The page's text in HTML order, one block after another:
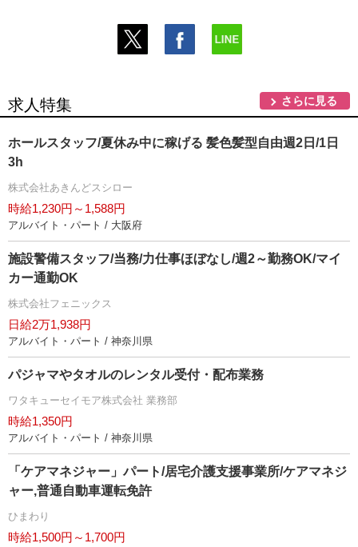
求人特集 さらに見る
ホールスタッフ/夏休み中に稼げる 髪色髪型自由週2日/1日
3h
株式会社あきんどスシロー
時給1,230円～1,588円
アルバイト・パート / 大阪府
施設警備スタッフ/当務/力仕事ほぼなし/週2～勤務OK/マイ
カー通勤OK
株式会社フェニックス
日給2万1,938円
アルバイト・パート / 神奈川県
パジャマやタオルのレンタル受付・配布業務
ワタキューセイモア株式会社 業務部
時給1,350円
アルバイト・パート / 神奈川県
「ケアマネジャー」パート/居宅介護支援事業所/ケアマネジ
ャー,普通自動車運転免許
ひまわり
時給1,500円～1,700円